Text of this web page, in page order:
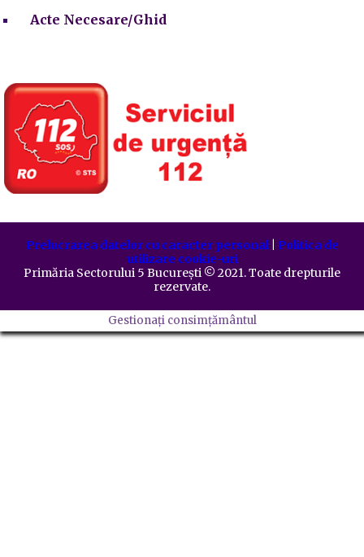
Acte Necesare/Ghid
Prelucrarea datelor cu caracter personal| Politica de
utilizare cookie-uri
Primăria Sectorului 5 București ©️ 2021. Toate drepturile
rezervate.
Gestionați consimțământul